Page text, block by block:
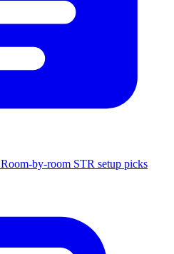
Room-by-room STR setup picks